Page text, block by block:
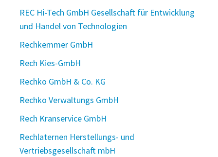
REC Hi-Tech GmbH Gesellschaft für Entwicklung
und Handel von Technologien
Rechkemmer GmbH
Rech Kies-GmbH
Rechko GmbH & Co. KG
Rechko Verwaltungs GmbH
Rech Kranservice GmbH
Rechlaternen Herstellungs- und
Vertriebsgesellschaft mbH